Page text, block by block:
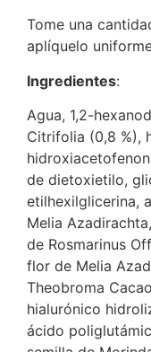
Tome una
aplíquelo
Ingredientes:
Agua, 1,2-
Citrifolia (0,8 %),
de dietoxietilo,
etilhexilglicerina,
Melia
de Rosmarinus
flor de Melia
Theobroma
hialurónico
ácido